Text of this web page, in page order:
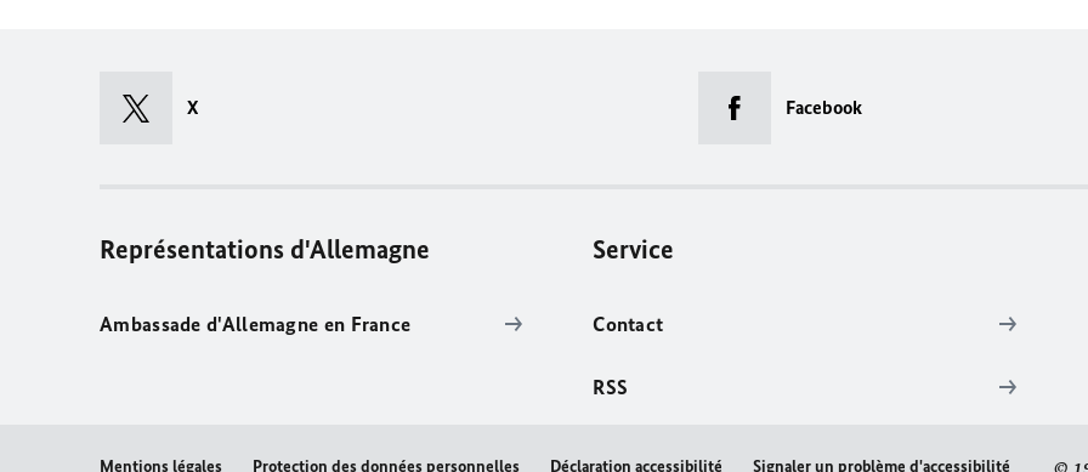
X Facebook
Représentations d'Allemagne
Ambassade d'Allemagne en France
Service
Contact
RSS
Mentions légales Protection des données personnelles Déclaration accessibilité Signaler un problème d'accessibilité